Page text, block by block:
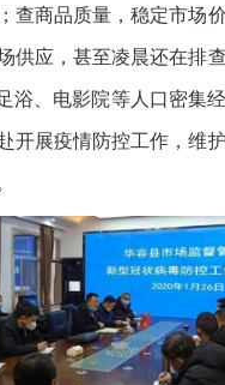
查商品质量，稳定市场
供应，甚至凌晨还在排查
浴、电影院等人口密集
开展疫情防控工作，维